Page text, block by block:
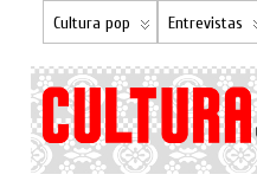
Cultura pop Entrevistas